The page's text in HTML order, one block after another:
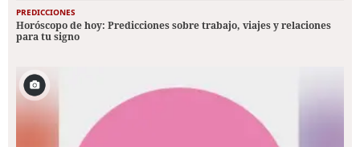
PREDICCIONES
Horóscopo de hoy: Predicciones sobre trabajo, viajes y relaciones
para tu signo